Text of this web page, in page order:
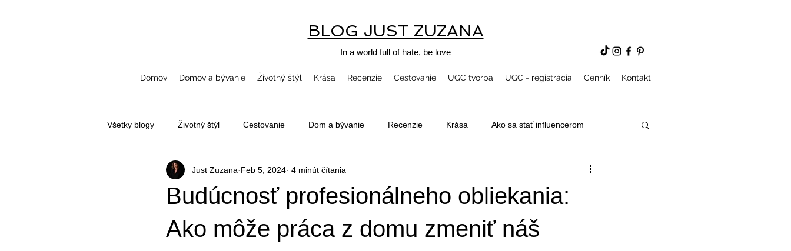
BLOG JUST ZUZANA
In a world full of hate, be love
Domov Domov a bývanie Životný štýl Krása Recenzie Cestovanie UGC tvorba UGC - registrácia Cenník Kontakt
Všetky blogy Životný štýl Cestovanie Dom a bývanie Recenzie Krása Ako sa stať influencerom
Tvorba obsahu a UGC
Budúcnosť profesionálneho obliekania:
Ako môže práca z domu zmeniť náš
Just Zuzana Feb 5, 2024 4 minút čítania